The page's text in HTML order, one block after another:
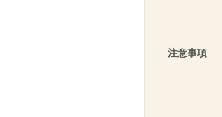
注意事項